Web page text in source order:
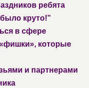
ребята
круто!”
в сфере
которые
и партнерами